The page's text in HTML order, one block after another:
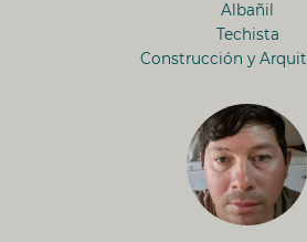
Albañil
Techista
Construcción y